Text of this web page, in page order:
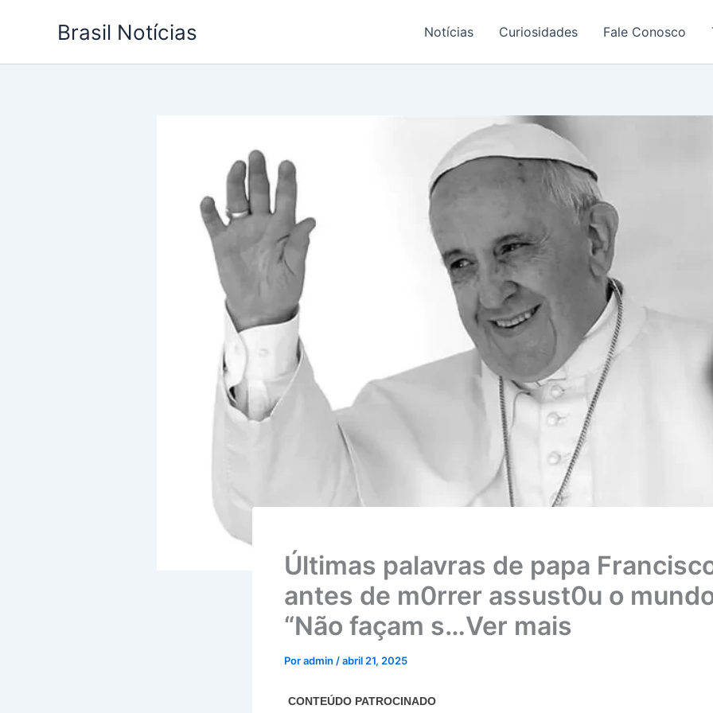
Brasil Notícias Notícias Curiosidades Fale Conosco
Últimas palavras de papa
antes de m0rrer assust0u o
“Não façam s…Ver mais
Poradmin /abril 21, 2025